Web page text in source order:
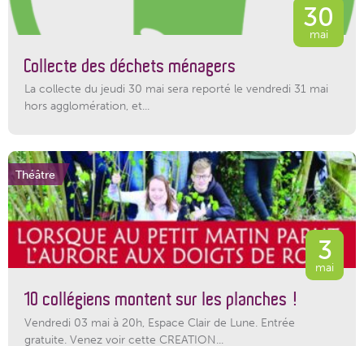
30
mai
Collecte des déchets ménagers
La collecte du jeudi 30 mai sera reporté le vendredi 31 mai
hors agglomération, et...
Théâtre
3
mai
10 collégiens montent sur les planches !
Vendredi 03 mai à 20h, Espace Clair de Lune. Entrée
gratuite. Venez voir cette CREATION...